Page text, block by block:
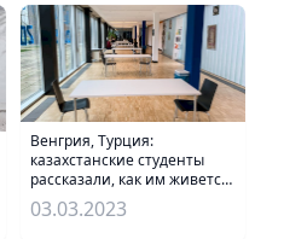
Венгрия, Турция:
казахстанские студенты
рассказали, как им живется
за рубежом
03.03.2023